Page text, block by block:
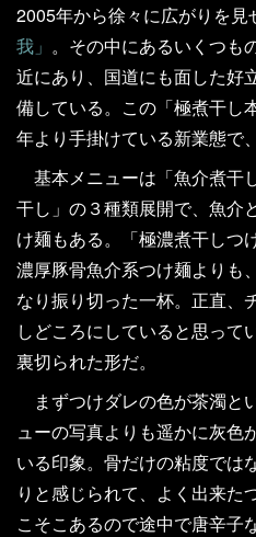
2005年から徐々に広がりを見
我」 。その中にあるいくつも
近にあり、国道にも面した好
備している。この「極煮干し
年より手掛けている新業態で
基本メニューは「魚介煮干
干し」の３種類展開で、魚介
け麺もある。「極濃煮干しつ
濃厚豚骨魚介系つけ麺よりも
なり振り切った一杯。正直、
しどころにしていると思って
裏切られた形だ。
まずつけダレの色が茶濁と
ューの写真よりも遥かに灰色
いる印象。骨だけの粘度では
りと感じられて、よく出来た
こそこあるので途中で唐辛子